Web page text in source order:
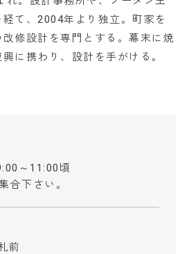
て、2004年より独立。町家を
修設計を専門とする。幕末に焼
に携わり、設計を手がける。
～11:00頃
合下さい。
前